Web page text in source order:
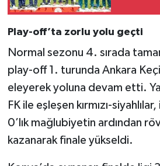
Play-off’ta zorlu yolu geçti
Normal sezonu 4. sırada
play-off 1. turunda Ankara
eleyerek yoluna devam etti.
FK ile eşleşen kırmızı-
0’lık mağlubiyetin ardından
kazanarak finale yükseldi.